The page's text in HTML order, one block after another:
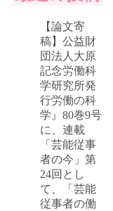
【論文寄
稿】公益財
団法人大原
記念労働科
学研究所発
行労働の科
学』80巻9号
に、連載
「芸能従事
者の今」第
24回とし
て、「芸能
従事者の働